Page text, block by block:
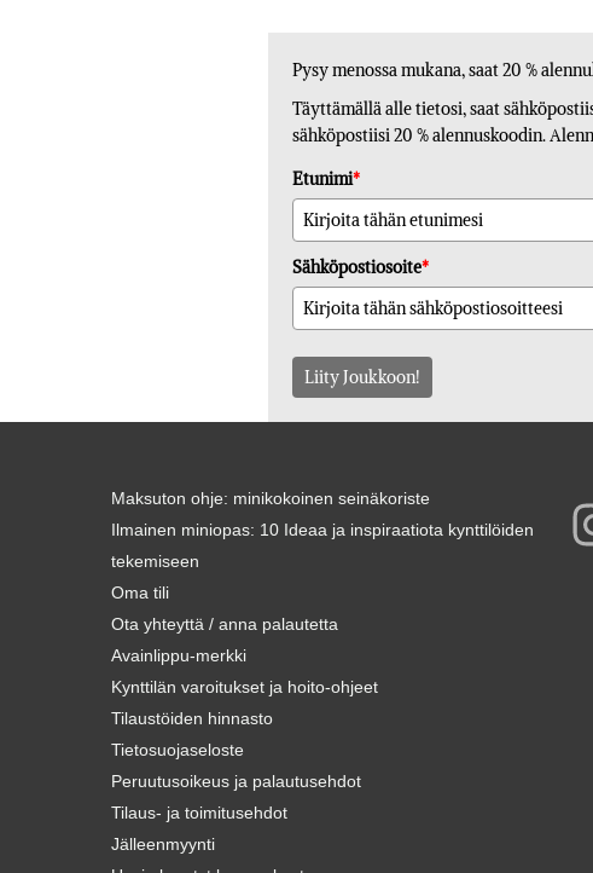
Pysy menossa mukana, saat 20 %
Täyttämällä alle tietosi, saat
sähköpostiisi 20 % alennuskoodin.
Etunimi*
Sähköpostiosoite*
Liity Joukkoon!
Maksuton ohje: minikokoinen seinäkoriste
Ilmainen miniopas: 10 Ideaa ja inspiraatiota kynttilöiden
tekemiseen
Oma tili
Ota yhteyttä / anna palautetta
Avainlippu-merkki
Kynttilän varoitukset ja hoito-ohjeet
Tilaustöiden hinnasto
Tietosuojaseloste
Peruutusoikeus ja palautusehdot
Tilaus- ja toimitusehdot
Jälleenmyynti